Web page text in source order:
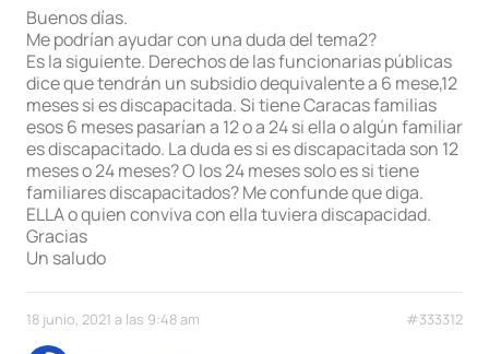
Buenos días.
Me podrían ayudar con una duda del tema2?
Es la siguiente. Derechos de las funcionarias públicas
dice que tendrán un subsidio dequivalente a 6 mese,12
meses si es discapacitada. Si tiene Caracas familias
esos 6 meses pasarían a 12 o a 24 si ella o algún familiar
es discapacitado. La duda es si es discapacitada son 12
meses o 24 meses? O los 24 meses solo es si tiene
familiares discapacitados? Me confunde que diga.
ELLA o quien conviva con ella tuviera discapacidad.
Gracias
Un saludo
18 junio, 2021 a las 9:48 am #333312